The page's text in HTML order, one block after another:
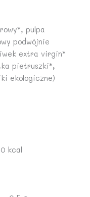
pulpa
podwójnie
extra virgin*
pietruszki*,
ekologiczne)
kcal